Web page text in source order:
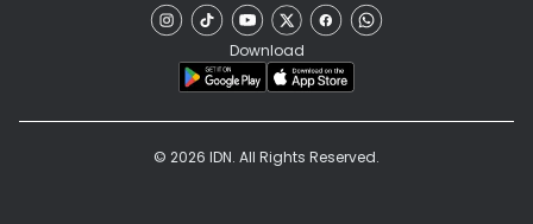
Download
© 2026 IDN. All Rights Reserved.